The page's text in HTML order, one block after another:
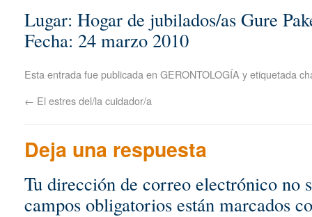
Lugar: Hogar de jubilados/as Gure
Fecha: 24 marzo 2010
Esta entrada fue publicada en GERONTOLOGÍA y etiquetada
← El estres del/la cuidador/a
Deja una respuesta
Tu dirección de correo electrónico no
campos obligatorios están marcados